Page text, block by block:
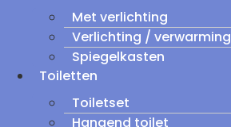
Met verlichting
Verlichting / verwarming
Spiegelkasten
Toiletten
Toiletset
Hangend toilet